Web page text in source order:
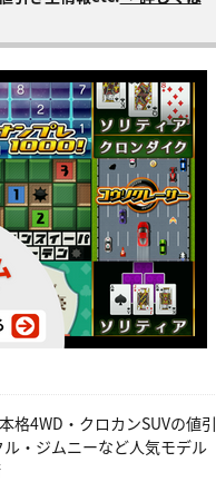
格4WD・クロカンSUVの値引
・ジムニーなど人気モデル